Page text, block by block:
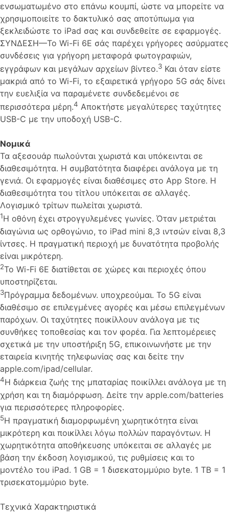
ενσωματωμένο στο επάνω κουμπί, ώστε να μπορείτε να
χρησιμοποιείτε το δακτυλικό σας αποτύπωμα για
ξεκλειδώστε το iPad σας και συνδεθείτε σε εφαρμογές.
ΣΥΝΔΕΣΗ—Το Wi-Fi 6E σάς παρέχει γρήγορες ασύρματες
συνδέσεις για γρήγορη μεταφορά φωτογραφιών,
εγγράφων και μεγάλων αρχείων βίντεο.3 Και όταν είστε
μακριά από το Wi-Fi, το εξαιρετικά γρήγορο 5G σάς δίνει
την ευελιξία να παραμένετε συνδεδεμένοι σε
περισσότερα μέρη.4 Αποκτήστε μεγαλύτερες ταχύτητες
USB-C με την υποδοχή USB-C.
Νομικά
Τα αξεσουάρ πωλούνται χωριστά και υπόκεινται σε
διαθεσιμότητα. Η συμβατότητα διαφέρει ανάλογα με τη
γενιά. Οι εφαρμογές είναι διαθέσιμες στο App Store. Η
διαθεσιμότητα του τίτλου υπόκειται σε αλλαγές.
Λογισμικό τρίτων πωλείται χωριστά.
1Η οθόνη έχει στρογγυλεμένες γωνίες. Όταν μετριέται
διαγώνια ως ορθογώνιο, το iPad mini 8,3 ιντσών είναι 8,3
ίντσες. Η πραγματική περιοχή με δυνατότητα προβολής
είναι μικρότερη.
2Το Wi-Fi 6E διατίθεται σε χώρες και περιοχές όπου
υποστηρίζεται.
3Πρόγραμμα δεδομένων. υποχρεούμαι. Το 5G είναι
διαθέσιμο σε επιλεγμένες αγορές και μέσω επιλεγμένων
παρόχων. Οι ταχύτητες ποικίλλουν ανάλογα με τις
συνθήκες τοποθεσίας και τον φορέα. Για λεπτομέρειες
σχετικά με την υποστήριξη 5G, επικοινωνήστε με την
εταιρεία κινητής τηλεφωνίας σας και δείτε την
apple.com/ipad/cellular.
4Η διάρκεια ζωής της μπαταρίας ποικίλλει ανάλογα με τη
χρήση και τη διαμόρφωση. Δείτε την apple.com/batteries
για περισσότερες πληροφορίες.
5Η πραγματική διαμορφωμένη χωρητικότητα είναι
μικρότερη και ποικίλλει λόγω πολλών παραγόντων. Η
χωρητικότητα αποθήκευσης υπόκειται σε αλλαγές με
βάση την έκδοση λογισμικού, τις ρυθμίσεις και το
μοντέλο του iPad. 1 GB = 1 δισεκατομμύριο byte. 1 TB = 1
τρισεκατομμύριο byte.
Τεχνικά Χαρακτηριστικά